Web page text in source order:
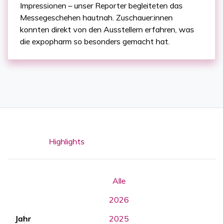
Impressionen – unser Reporter begleiteten das
Messegeschehen hautnah. Zuschauer:innen
konnten direkt von den Ausstellern erfahren, was
die expopharm so besonders gemacht hat.
Highlights
Jahr
Alle
2026
2025